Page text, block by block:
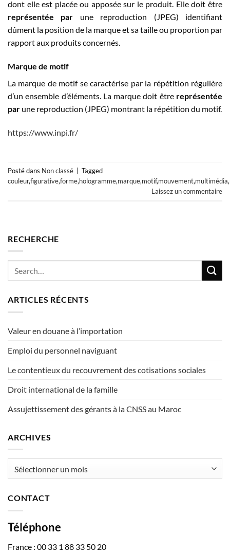
dont elle est placée ou apposée sur le produit. Elle doit être
représentée par une reproduction (JPEG) identifiant
dûment la position de la marque et sa taille ou proportion par
rapport aux produits concernés.
Marque de motif
La marque de motif se caractérise par la répétition régulière
d’un ensemble d’éléments. La marque doit être représentée
par une reproduction (JPEG) montrant la répétition du motif.
https://www.inpi.fr/
Posté dans Non classé
Tagged
couleur,figurative,forme,hologramme,marque,motif,mouvement,multimédia,
Laissez un commentaire
RECHERCHE
ARTICLES RÉCENTS
Valeur en douane à l’importation
Emploi du personnel naviguant
Le contentieux du recouvrement des cotisations sociales
Droit international de la famille
Assujettissement des gérants à la CNSS au Maroc
ARCHIVES
CONTACT
Téléphone
France : 00 33 1 88 33 50 20